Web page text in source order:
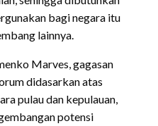
bagi negara itu
lainnya.
Marves, gagasan
didasarkan atas
pulau dan kepulauan,
potensi